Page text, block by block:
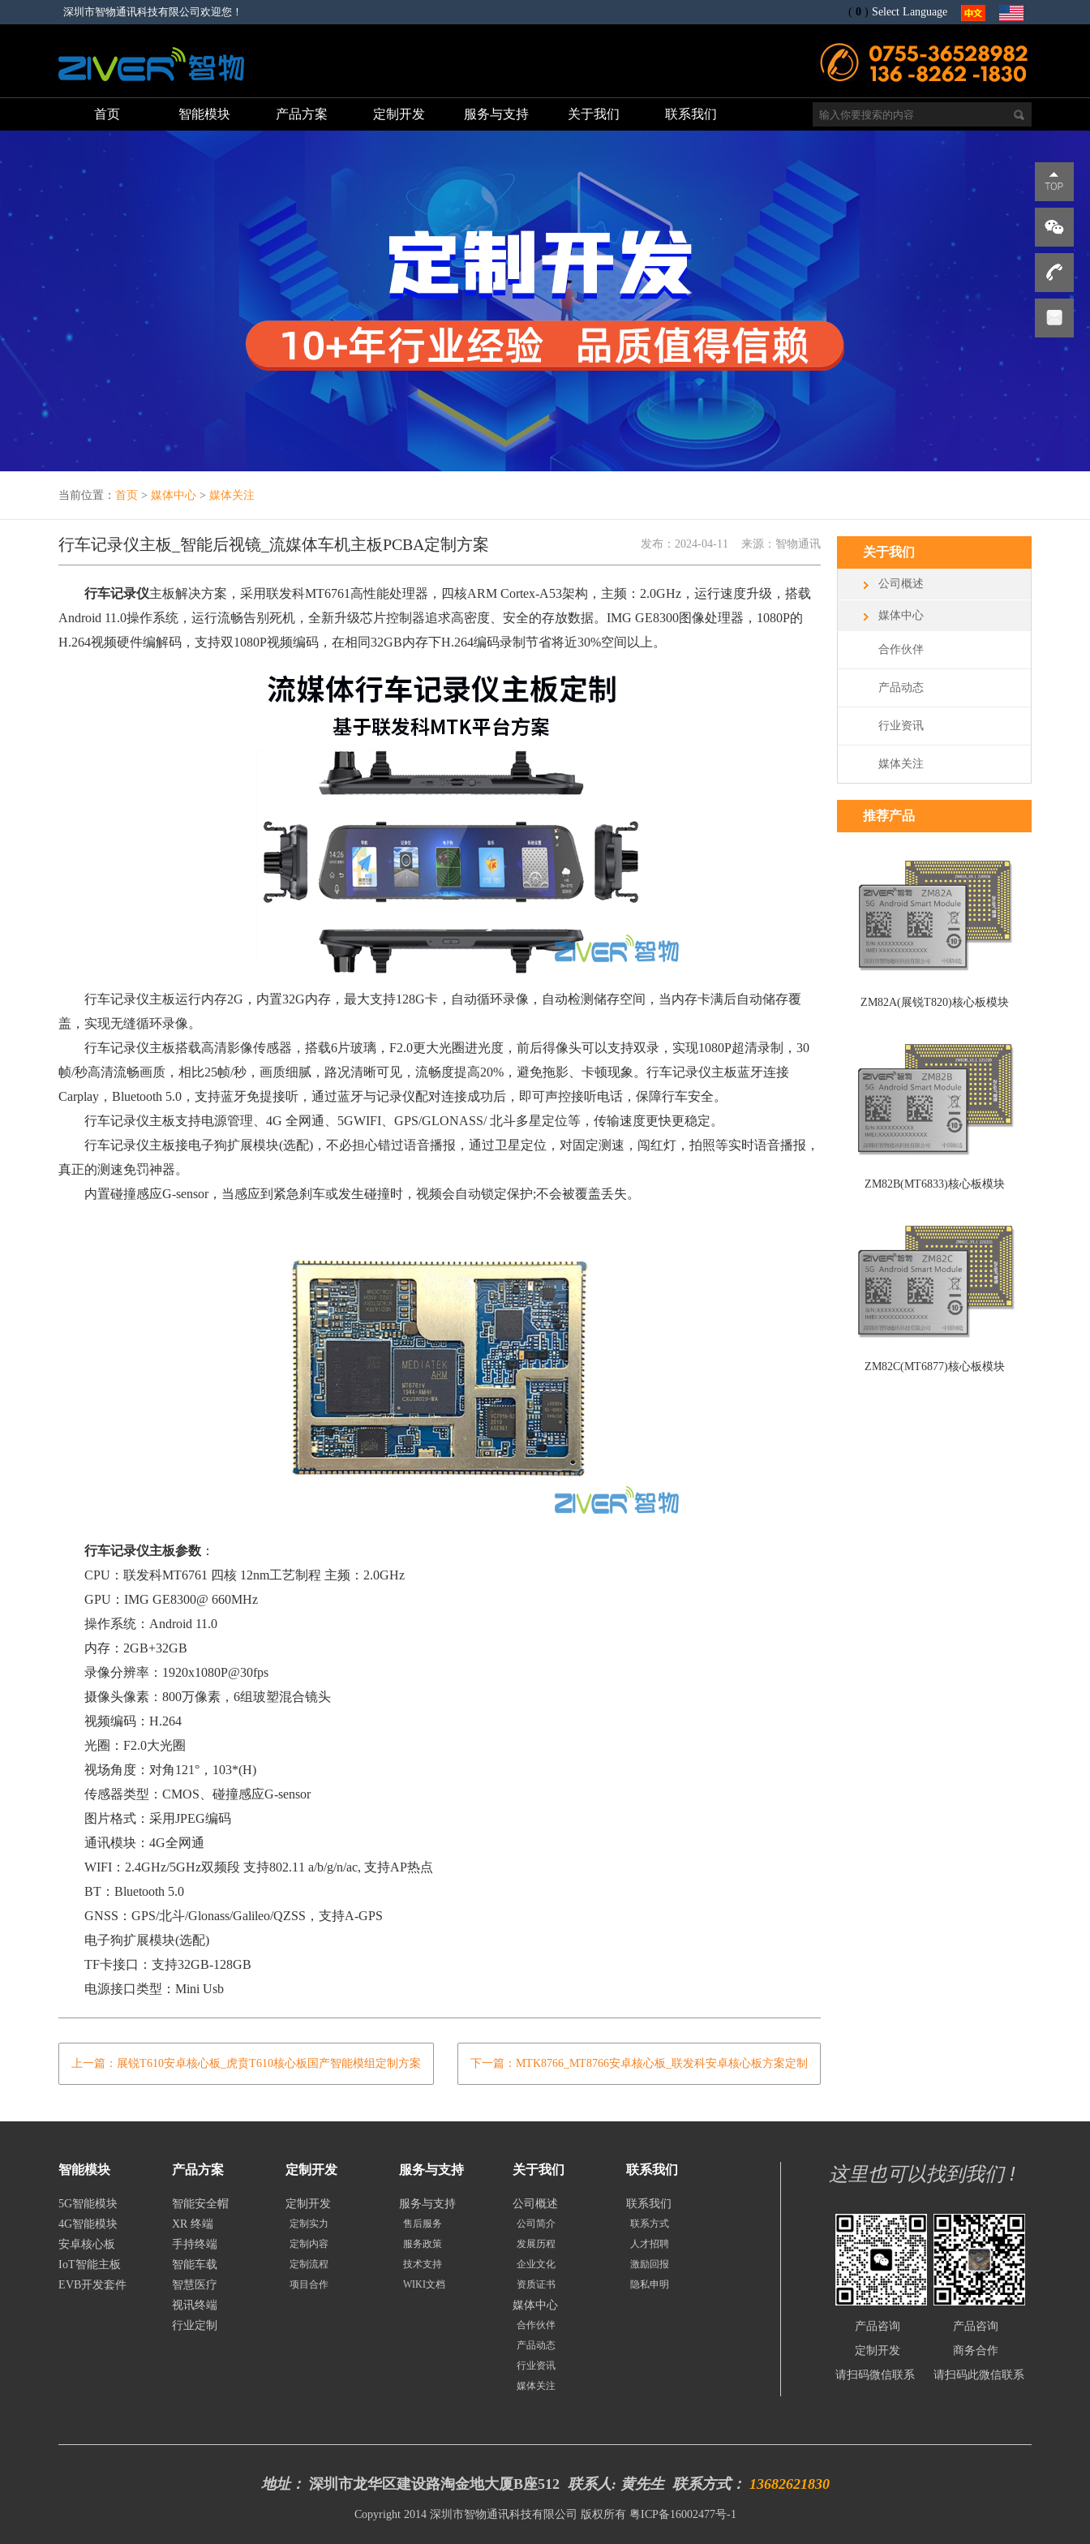
深圳市智物通讯科技有限公司欢迎您！ ( 0 ) Select Language
首页 智能模块 产品方案 定制开发 服务与支持 关于我们 联系我们
当前位置： 首页 > 媒体中心 > 媒体关注
行车记录仪主板_智能后视镜_流媒体车机主板PCBA定制方案 发布： 2024-04-11 来源：智物通讯
行车记录仪主板解决方案，采用联发科MT6761高性能处理器，四核ARM Cortex-A53架构，主频：2.0GHz，运行速度升级，搭载
Android 11.0操作系统，运行流畅告别死机，全新升级芯片控制器追求高密度、安全的存放数据。IMG GE8300图像处理器，1080P的
H.264视频硬件编解码，支持双1080P视频编码，在相同32GB内存下H.264编码录制节省将近30%空间以上。
行车记录仪主板运行内存2G，内置32G内存，最大支持128G卡，自动循环录像，自动检测储存空间，当内存卡满后自动储存覆
盖，实现无缝循环录像。
行车记录仪主板搭载高清影像传感器，搭载6片玻璃，F2.0更大光圈进光度，前后得像头可以支持双录，实现1080P超清录制，30
帧/秒高清流畅画质，相比25帧/秒，画质细腻，路况清晰可见，流畅度提高20%，避免拖影、卡顿现象。行车记录仪主板蓝牙连接
Carplay，Bluetooth 5.0，支持蓝牙免提接听，通过蓝牙与记录仪配对连接成功后，即可声控接听电话，保障行车安全。
行车记录仪主板支持电源管理、4G 全网通、5GWIFI、GPS/GLONASS/ 北斗多星定位等，传输速度更快更稳定。
行车记录仪主板接电子狗扩展模块(选配)，不必担心错过语音播报，通过卫星定位，对固定测速，闯红灯，拍照等实时语音播报，
真正的测速免罚神器。
内置碰撞感应G-sensor，当感应到紧急刹车或发生碰撞时，视频会自动锁定保护;不会被覆盖丢失。
行车记录仪主板参数 ：
CPU：联发科MT6761 四核 12nm工艺制程 主频：2.0GHz
GPU：IMG GE8300@ 660MHz
操作系统：Android 11.0
内存：2GB+32GB
录像分辨率：1920x1080P@30fps
摄像头像素：800万像素，6组玻塑混合镜头
视频编码：H.264
光圈：F2.0大光圈
视场角度：对角121°，103*(H)
传感器类型：CMOS、碰撞感应G-sensor
图片格式：采用JPEG编码
通讯模块：4G全网通
WIFI：2.4GHz/5GHz双频段 支持802.11 a/b/g/n/ac, 支持AP热点
BT：Bluetooth 5.0
GNSS：GPS/北斗/Glonass/Galileo/QZSS，支持A-GPS
电子狗扩展模块(选配)
TF卡接口：支持32GB-128GB
电源接口类型：Mini Usb
上一篇：展锐T610安卓核心板_虎贲T610核心板国产智能模组定制方案 下一篇：MTK8766_MT8766安卓核心板_联发科安卓核心板方案定制
关于我们
公司概述
媒体中心
合作伙伴
产品动态
行业资讯
媒体关注
推荐产品
ZM82A(展锐T820)核心板模块
ZM82B(MT6833)核心板模块
ZM82C(MT6877)核心板模块
智能模块
5G智能模块
4G智能模块
安卓核心板
IoT智能主板
EVB开发套件
产品方案
智能安全帽
XR 终端
手持终端
智能车载
智慧医疗
视讯终端
行业定制
定制开发
定制开发
定制实力
定制内容
定制流程
项目合作
服务与支持
服务与支持
售后服务
服务政策
技术支持
WIKI文档
关于我们
公司概述
公司简介
发展历程
企业文化
资质证书
媒体中心
合作伙伴
产品动态
行业资讯
媒体关注
联系我们
联系我们
联系方式
人才招聘
激励回报
隐私申明
这里也可以找到我们 !
产品咨询
定制开发
请扫码微信联系
产品咨询
商务合作
请扫码此微信联系
地址： 深圳市龙华区建设路淘金地大厦B座512联系人: 黄先生 联系方式： 13682621830
Copyright 2014 深圳市智物通讯科技有限公司 版权所有 粤ICP备16002477号-1